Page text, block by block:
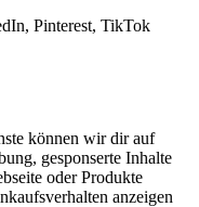
Pinterest, TikTok
können wir dir auf
gesponserte Inhalte
oder Produkte
anzeigen